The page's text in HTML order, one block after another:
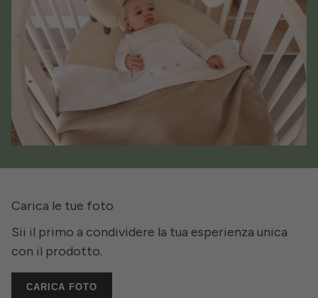
Carica le tue foto
Sii il primo a condividere la tua esperienza unica
con il prodotto.
CARICA FOTO